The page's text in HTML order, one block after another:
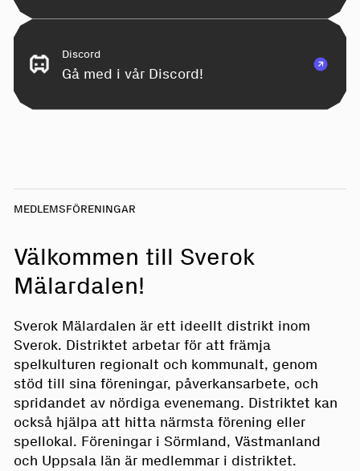
Discord
Gå med i vår Discord!
MEDLEMSFÖRENINGAR
Välkommen till Sverok
Mälardalen!
Sverok Mälardalen är ett ideellt distrikt inom
Sverok. Distriktet arbetar för att främja
spelkulturen regionalt och kommunalt, genom
stöd till sina föreningar, påverkansarbete, och
spridandet av nördiga evenemang. Distriktet kan
också hjälpa att hitta närmsta förening eller
spellokal. Föreningar i Sörmland, Västmanland
och Uppsala län är medlemmar i distriktet.